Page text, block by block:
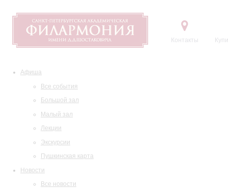
Контакты
Афиша
Все события
Большой зал
Малый зал
Лекции
Экскурсии
Пушкинская карта
Новости
Все новости